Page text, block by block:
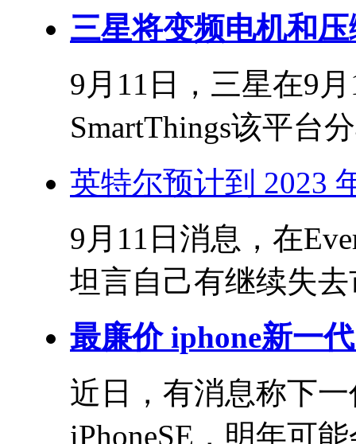
三星将变频电机和
9月11日，三星在9
SmartThings该平台
英特尔预计到 2023
9月11日消息，在
坦言自己有继续失
最廉价 iphone新一
近日，有消息称下
iPhoneSE，明年可